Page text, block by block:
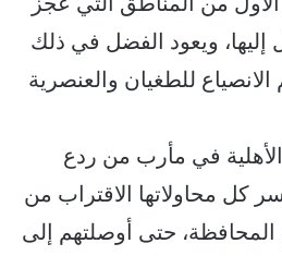
إليها، ويعود الفضل في ذلك
الانصياع للطغيان والعنصرية
في مأرب من ردع
كل محاولاتها الاقتراب من
المحافظة، حتى أوصلتهم إلى